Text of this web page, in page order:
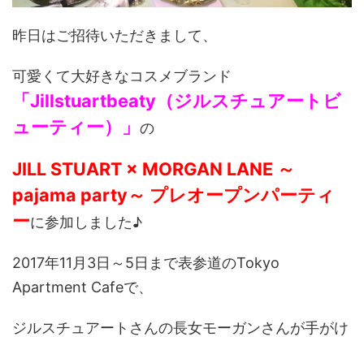
昨日はご招待いただきまして、
可愛くて大好きなコスメブランド
「Jillstuartbeaty（ジルスチュアートビ
ューティー）」 の
JILL STUART × MORGAN LANE ～
pajama party～ プレオープンパーティ
ーに参加しました♪
2017年11月3日～5日まで表参道のTokyo
Apartment Cafeで、
ジルスチュアートさんの長女モーガンさんが手がけ